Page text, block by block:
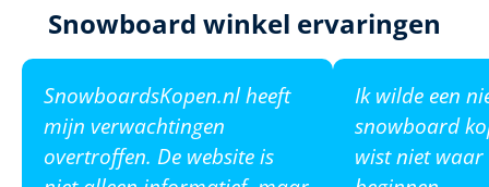
Snowboard winkel ervaringen
SnowboardsKopen.nl heeft
mijn verwachtingen
overtroffen. De website is
Ik wilde een
snowboard
wist niet waar